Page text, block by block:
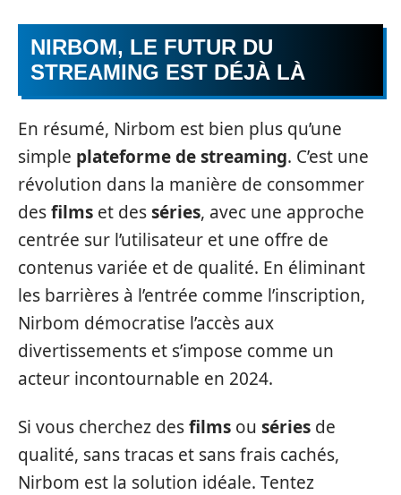
NIRBOM, LE FUTUR DU
STREAMING EST DÉJÀ LÀ
En résumé, Nirbom est bien plus qu’une
simple plateforme de streaming. C’est une
révolution dans la manière de consommer
desfilms et desséries, avec une approche
centrée sur l’utilisateur et une offre de
contenus variée et de qualité. En éliminant
les barrières à l’entrée comme l’inscription,
Nirbom démocratise l’accès aux
divertissements et s’impose comme un
acteur incontournable en 2024.
Si vous cherchez desfilms ou séries de
qualité, sans tracas et sans frais cachés,
Nirbom est la solution idéale. Tentez